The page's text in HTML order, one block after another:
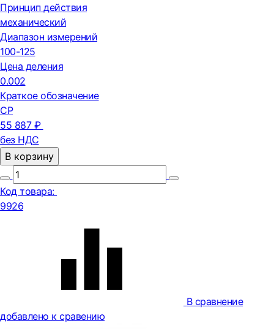
Принцип действия
механический
Диапазон измерений
100-125
Цена деления
0.002
Краткое обозначение
СР
55 887 ₽
без НДС
В корзину
Код товара:
9926
В сравнение
добавлено к сравению